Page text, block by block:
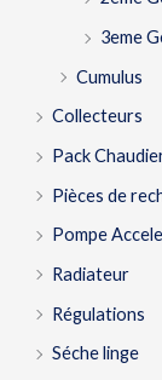
3eme
Cumulus
Collecteurs
Pack
Pièces de
Pompe
Radiateur
Régulations
Séche linge